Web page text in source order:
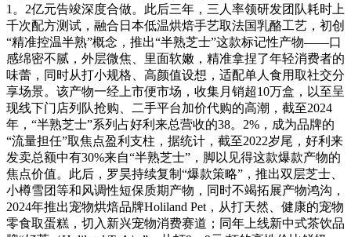
1。2亿元告竣深度合做。此后三年，三人率领研发团队耗时上
千次配方测试，融合日本低温烘焙手艺取法国乳酪工艺，初创
“精准控温半熟”概念，推出“半熟芝士”这款标记性产物——口
感绵密不腻，外层微焦、里面软嫩，精准拿捏了年轻消费者的
味蕾，同时从打小规格、高颜值设想，适配单人食用取社交分
享场景。该产物一经上市便市场，收集月销超10万盒，以至呈
现线下门店列队抢购、二手平台加价代购的高潮，截至2024
年，“半熟芝士”系列占好利来总营收的38。2%，成为品牌的
“流量担任”取焦点盈利支柱，据统计，截至2022岁尾，好利来
发卖总额中有30%来自“半熟芝士”，脚以见得这款爆款产物的
焦点价值。此后，罗昊持续复制“爆款策略”，推出双层芝士、
小樽雪团等和风调性短保质期产物，同时不竭拓展产物鸿沟，
2024年推出宠物烘焙品牌Holiland Pet，从打天然、健康的宠物
零食取蛋糕，切入新兴宠物消费赛道；同年上线新中式茶饮品